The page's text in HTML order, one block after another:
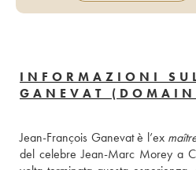
INFORMAZIONI
GANEVAT
Jean-François Ganevat è l’ex
del celebre Jean-Marc Morey a